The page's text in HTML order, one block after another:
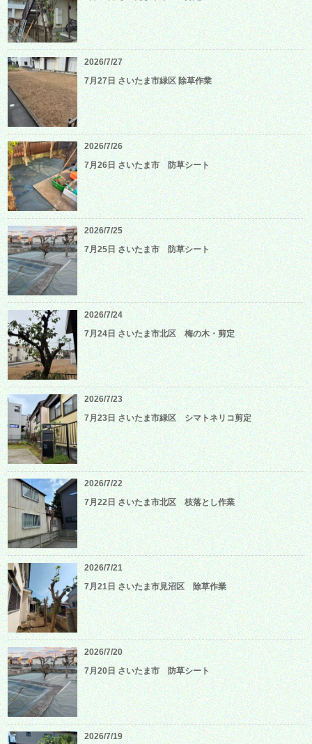
2026/7/27
7月27日 さいたま市緑区 除草作業
2026/7/26
7月26日 さいたま市 防草シート
2026/7/25
7月25日 さいたま市 防草シート
2026/7/24
7月24日 さいたま市北区 梅の木・剪定
2026/7/23
7月23日 さいたま市緑区 シマトネリコ剪定
2026/7/22
7月22日 さいたま市北区 枝落とし作業
2026/7/21
7月21日 さいたま市見沼区 除草作業
2026/7/20
7月20日 さいたま市 防草シート
2026/7/19